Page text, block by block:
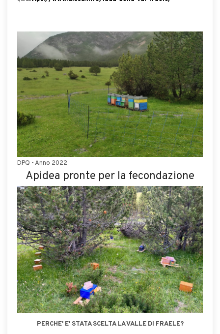
DPQ - Anno 2022
Apidea pronte per la fecondazione
PERCHE' E' STATA SCELTA LA VALLE DI FRAELE?